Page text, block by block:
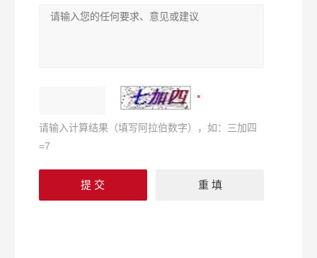
请输入计算结果（填写阿拉伯数字），如：三加四
=7